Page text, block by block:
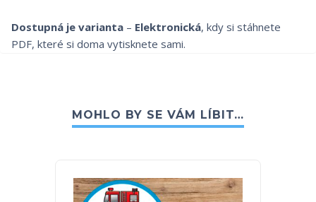
Dostupná je varianta – Elektronická, kdy si stáhnete
PDF, které si doma vytisknete sami.
MOHLO BY SE VÁM LÍBIT…